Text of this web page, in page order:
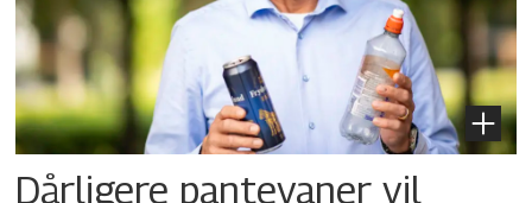
Dårligere pantevaner vil